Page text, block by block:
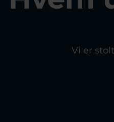
Vi er